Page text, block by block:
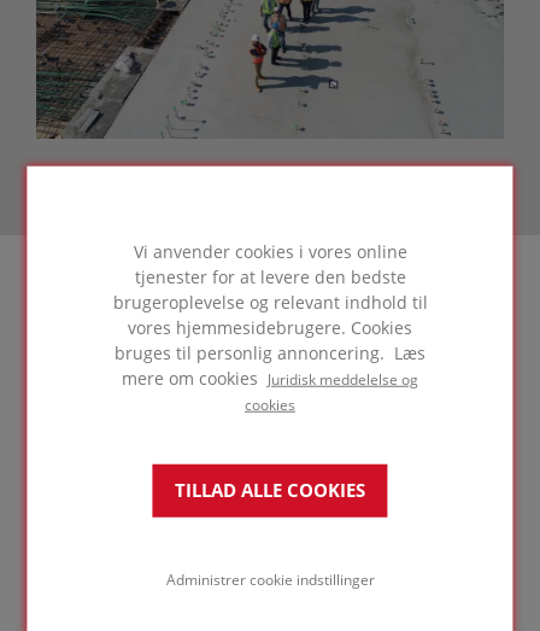
Vi anvender cookies i vores online
tjenester for at levere den bedste
brugeroplevelse og relevant indhold til
vores hjemmesidebrugere. Cookies
bruges til personlig annoncering. Læs
mere om cookies
Juridisk meddelelse og
cookies
TILLAD ALLE COOKIES
Administrer cookie indstillinger
Support under
planlægningsfasen
LÆS MERE